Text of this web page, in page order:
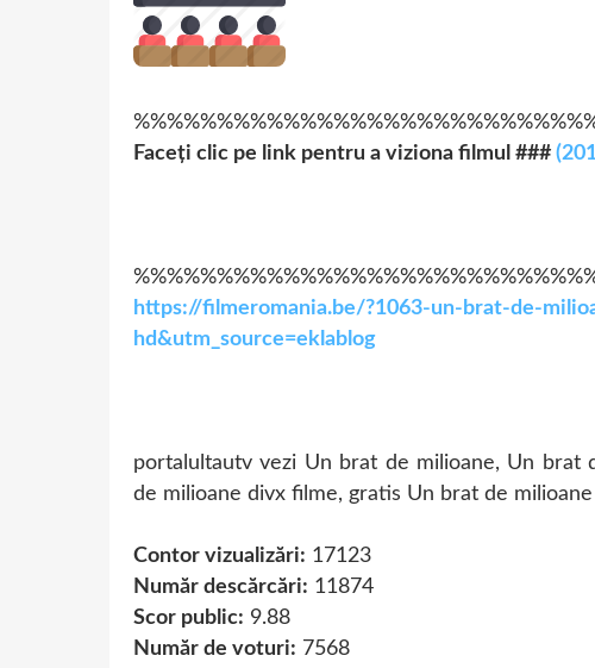
Faceți clic pe link pentru a viziona filmul ###
https://filmeromania.be/?1063-un-brat-de-
hd&utm_source=eklablog
portalultautv vezi Un brat de milioane, Un
de milioane divx filme, gratis Un brat de
Contor vizualizări: 17123
Număr descărcări: 11874
Scor public: 9.88
Număr de voturi: 7568